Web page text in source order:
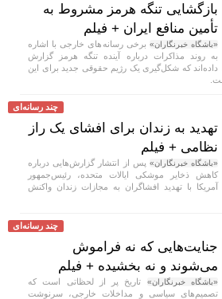
بازگشایی تنگه هرمز مشروط به
تأمین منافع ایران + فیلم
«باشگاه خبرنگاران» برخی رسانه‌های خارجی با اشاره
به روند مذاکرات درباره آینده تنگه هرمز گزارش
داده‌اند که شکل‌گیری یک رژیم حقوقی جدید برای این
چند رسانه‌ای
تهدید به زندان برای افشای یک راز
نظامی + فیلم
«باشگاه خبرنگاران» پس از انتشار گزارش‌هایی درباره
کاهش ذخایر موشکی ایالات متحده، رئیس‌جمهور
آمریکا با تهدید افشاگران به مجازات زندان واکنش
چند رسانه‌ای
جنایت‌هایی که نه فراموش
می‌شوند و نه بخشیده + فیلم
«باشگاه خبرنگاران» تاریخ پر از لحظاتی است که
تصمیم‌های سیاسی و مداخلات خارجی، سرنوشت